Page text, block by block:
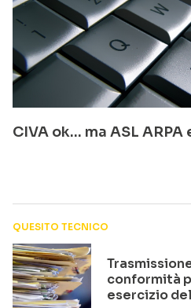
CIVA ok… ma ASL ARPA
QUESITO TECNICO
conformità
esercizio